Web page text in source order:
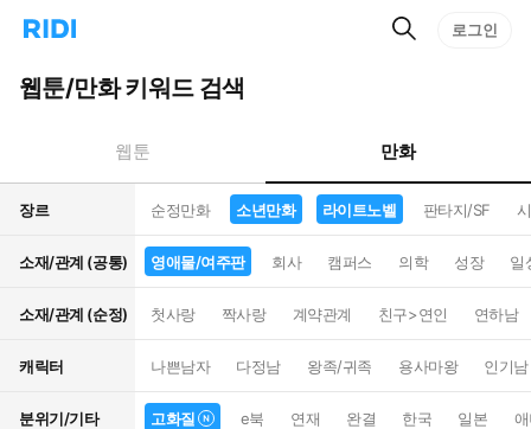
리
홈
으
턴
트
검
로그인
웹툰/만화 키워드 검색
웹툰 만화
장르 순정만화 소년만화 라이트노벨 판타지/SF
소재/관계 (공통) 영애물/여주판 회사 캠퍼스 의학 성장 일
소재/관계 (순정) 첫사랑 짝사랑 계약관계 친구>연인 연하남
캐릭터 나쁜남자 다정남 왕족/귀족 용사마왕 인기남
분위기/기타 고화질 e북 연재 완결 한국 일본